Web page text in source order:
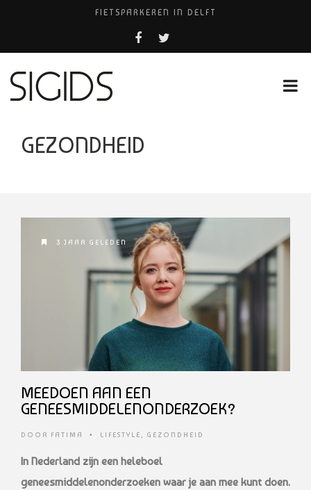
FIETSPARKEREN IN DELFT
PIZZERIA POMPEÏ ￼
COCKTAILS ON THE SPOT!
GEZONDHEID
3 JAAR GELEDEN
MEEDOEN AAN EEN
GENEESMIDDELENONDERZOEK?
DOOR FATIMA • LIFESTYLE, GEZONDHEID
In Nederland zijn een heleboel
geneesmiddelenonderzoeken waar je aan mee kunt doen.